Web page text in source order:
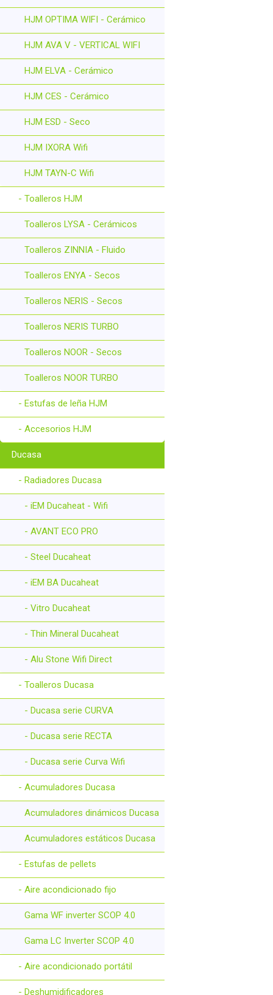
HJM OPTIMA WIFI - Cerámico
HJM AVA V - VERTICAL WIFI
HJM ELVA - Cerámico
HJM CES - Cerámico
HJM ESD - Seco
HJM IXORA Wifi
HJM TAYN-C Wifi
- Toalleros HJM
Toalleros LYSA - Cerámicos
Toalleros ZINNIA - Fluido
Toalleros ENYA - Secos
Toalleros NERIS - Secos
Toalleros NERIS TURBO
Toalleros NOOR - Secos
Toalleros NOOR TURBO
- Estufas de leña HJM
- Accesorios HJM
Ducasa
- Radiadores Ducasa
- iEM Ducaheat - Wifi
- AVANT ECO PRO
- Steel Ducaheat
- iEM BA Ducaheat
- Vitro Ducaheat
- Thin Mineral Ducaheat
- Alu Stone Wifi Direct
- Toalleros Ducasa
- Ducasa serie CURVA
- Ducasa serie RECTA
- Ducasa serie Curva Wifi
- Acumuladores Ducasa
Acumuladores dinámicos Ducasa
Acumuladores estáticos Ducasa
- Estufas de pellets
- Aire acondicionado fijo
Gama WF inverter SCOP 4.0
Gama LC Inverter SCOP 4.0
- Aire acondicionado portátil
- Deshumidificadores